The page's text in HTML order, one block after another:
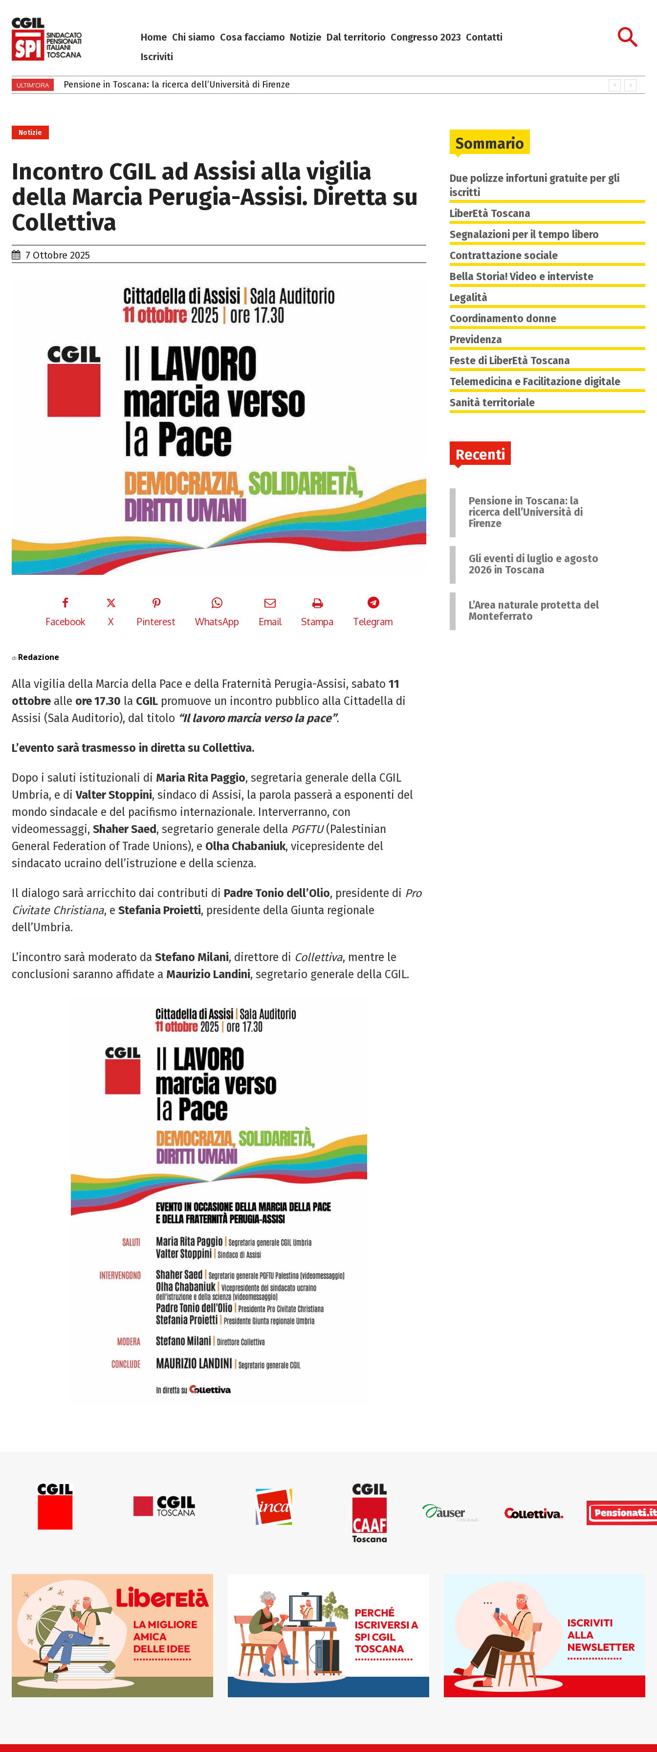
Home Chi siamo Cosa facciamo Notizie Dal territorio Congresso 2023 Contatti
Iscriviti
ULTIM'ORA Pensione in Toscana: la ricerca dell’Università di Firenze
Gli eventi di luglio e agosto 2026 in Toscana
Notizie
Incontro CGIL ad Assisi alla vigilia
della Marcia Perugia-Assisi. Diretta su
Collettiva
7 Ottobre 2025
Facebook X Pinterest WhatsApp Email Stampa Telegram
di Redazione
Alla vigilia della Marcia della Pace e della Fraternità Perugia-Assisi, sabato 11
ottobre alle ore 17.30 la CGIL promuove un incontro pubblico alla Cittadella di
Assisi (Sala Auditorio), dal titolo “Il lavoro marcia verso la pace”.
L’evento sarà trasmesso in diretta su Collettiva.
Dopo i saluti istituzionali di Maria Rita Paggio, segretaria generale della CGIL
Umbria, e diValter Stoppini, sindaco di Assisi, la parola passerà a esponenti del
mondo sindacale e del pacifismo internazionale. Interverranno, con
videomessaggi, Shaher Saed, segretario generale della PGFTU(Palestinian
General Federation of Trade Unions), e Olha Chabaniuk, vicepresidente del
sindacato ucraino dell’istruzione e della scienza.
Il dialogo sarà arricchito dai contributi di Padre Tonio dell’Olio, presidente di Pro
Civitate Christiana, e Stefania Proietti, presidente della Giunta regionale
dell’Umbria.
L’incontro sarà moderato da Stefano Milani, direttore di Collettiva, mentre le
conclusioni saranno affidate a Maurizio Landini, segretario generale della CGIL.
Sommario
Due polizze infortuni gratuite per gli
iscritti
LiberEtà Toscana
Segnalazioni per il tempo libero
Contrattazione sociale
Bella Storia! Video e interviste
Legalità
Coordinamento donne
Previdenza
Feste di LiberEtà Toscana
Telemedicina e Facilitazione digitale
Sanità territoriale
Recenti
Pensione in Toscana: la
ricerca dell’Università di
Firenze
Gli eventi di luglio e agosto
2026 in Toscana
L’Area naturale protetta del
Monteferrato